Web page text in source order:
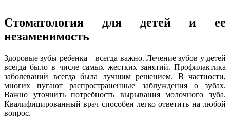
Стоматология для детей и ее
незаменимость
Здоровые зубы ребенка – всегда важно. Лечение зубов у детей
всегда было в числе самых жестких занятий. Профилактика
заболеваний всегда была лучшим решением. В частности,
многих пугают распространенные заблуждения о зубах.
Важно уточнить потребность вырывания молочного зуба.
Квалифицированный врач способен легко ответить на любой
вопрос.